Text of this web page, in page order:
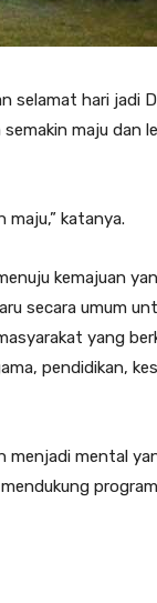
selamat hari jadi
maju dan
maju,” katanya.
kemajuan
secara umum
yang
pendidikan,
menjadi mental